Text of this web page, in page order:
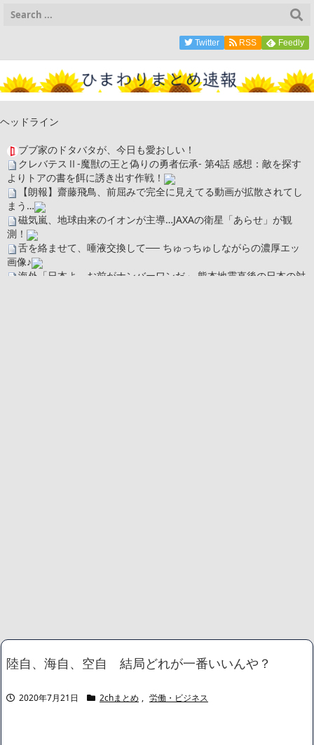
Twitter RSS Feedly
ヘッドライン
ブブ家のドタバタが、今日も愛おしい！
クレバテスⅡ-魔獣の王と偽りの勇者伝承- 第4話 感想：敵を探す
よりトアの書を餌に誘き出す作戦！
【朗報】齋藤飛鳥、前屈みで完全に見えてる動画が拡散されてし
まう…
磁気嵐、地球由来のイオンが主導…JAXAの衛星「あらせ」が観
測！
舌を絡ませて、唾液交換して── ちゅっちゅしながらの濃厚エッ
画像♪
海外「日本よ、お前がナンバーワンだ」 熊本地震直後の日本の対
取り、慰謝料養育費も一括でもらった。離婚後1年ぐらいには新しい
彼女が出来たと家に連れてき紹介してく
NEW!
中国「大豪雨！」三峡ダム「基礎部分破損」中国「全力放流！」
同時上陸！（穀物生産が壊滅危機」→ NEW!
陸自、海自、空自 結局どれが一番いいんや？
2020年7月21日 2chまとめ , 労働・ビジネス